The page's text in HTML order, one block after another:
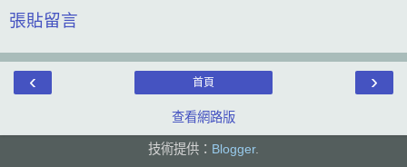
張貼留言
‹ ›
首頁
查看網路版
技術提供： Blogger.